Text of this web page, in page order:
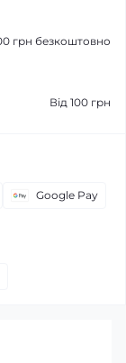
грн безкоштовно
Від 100 грн
Google Pay